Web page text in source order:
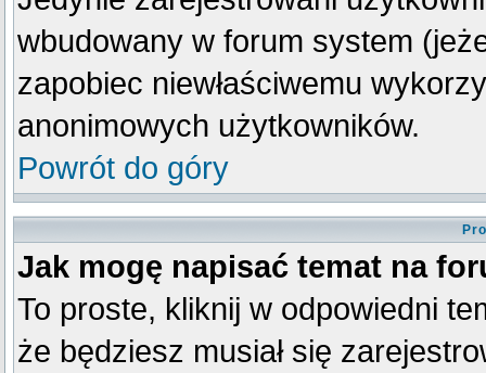
wbudowany w forum system
zapobiec niewłaściwemu
anonimowych użytkowników.
Powrót do góry
Jak mogę napisać temat na
To proste, kliknij w odpowiedni
że będziesz musiał się